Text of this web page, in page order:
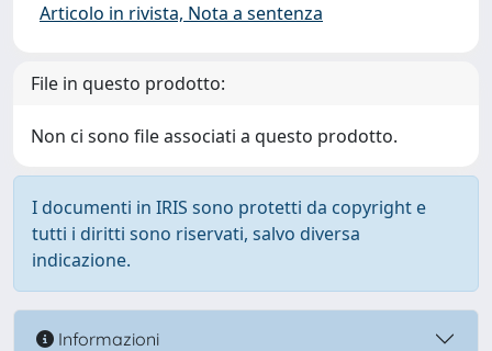
Articolo in rivista, Nota a sentenza
File in questo prodotto:
Non ci sono file associati a questo prodotto.
I documenti in IRIS sono protetti da copyright e
tutti i diritti sono riservati, salvo diversa
indicazione.
Informazioni